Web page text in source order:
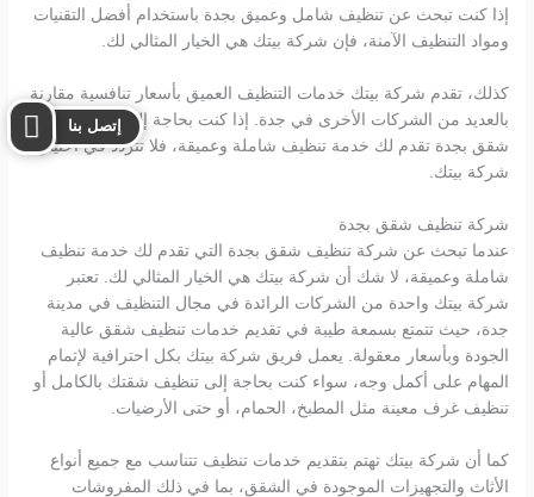
إذا كنت تبحث عن تنظيف شامل وعميق بجدة باستخدام أفضل التقنيات
ومواد التنظيف الآمنة، فإن شركة بيتك هي الخيار المثالي لك.
كذلك، تقدم شركة بيتك خدمات التنظيف العميق بأسعار تنافسية مقارنة
بالعديد من الشركات الأخرى في جدة. إذا كنت بحاجة إلى شركة تنظيف
شقق بجدة تقدم لك خدمة تنظيف شاملة وعميقة، فلا تتردد في اختيار
شركة بيتك.
شركة تنظيف شقق بجدة
عندما تبحث عن شركة تنظيف شقق بجدة التي تقدم لك خدمة تنظيف
شاملة وعميقة، لا شك أن شركة بيتك هي الخيار المثالي لك. تعتبر
شركة بيتك واحدة من الشركات الرائدة في مجال التنظيف في مدينة
جدة، حيث تتمتع بسمعة طيبة في تقديم خدمات تنظيف شقق عالية
الجودة وبأسعار معقولة. يعمل فريق شركة بيتك بكل احترافية لإتمام
المهام على أكمل وجه، سواء كنت بحاجة إلى تنظيف شقتك بالكامل أو
تنظيف غرف معينة مثل المطبخ، الحمام، أو حتى الأرضيات.
كما أن شركة بيتك تهتم بتقديم خدمات تنظيف تتناسب مع جميع أنواع
الأثاث والتجهيزات الموجودة في الشقق، بما في ذلك المفروشات
إتصل بنا